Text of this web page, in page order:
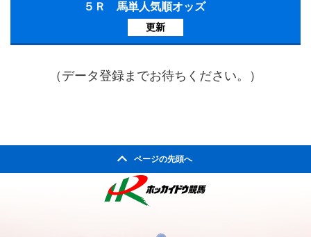
５Ｒ 馬単人気順オッズ
更新
（データ登録までお待ちください。）
ページの先頭へ